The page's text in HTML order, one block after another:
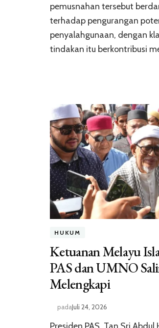
pemusnahan tersebut
terhadap pengurangan
penyalahgunaan, dengan
tindakan itu berkontribusi
HUKUM
Ketuanan Melayu
PAS dan UMNO
Melengkapi
padaJuli 24, 2026